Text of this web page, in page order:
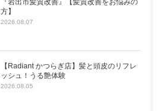
『岩出市髪質改善』【髪質改善をお悩みの
方】
2026.08.07
【Radiant かつらぎ店】髪と頭皮のリフレ
ッシュ！うる艶体験
2026.08.05